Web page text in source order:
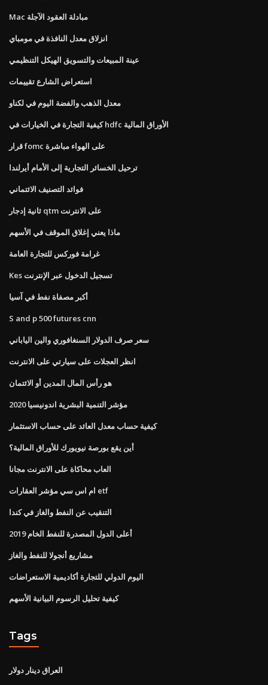
Mac مبادلة العقود الآجلة
انزلاق معدل النافذة في مومباي
عينة المبيعات والتسويق الهيكل التنظيمي
استعراض الشارع تقييمات
معدل الذهب والفضة اليوم في لكناو
كيفية التجارة في الخيارات في hdfc الأوراق المالية
قرار fomc على الهواء مباشرة
ترحيل الخسائر التجارية إلى الأمام أيرلندا
فوائد التصنيف الائتماني
ثانية إدجار qtm على الانترنت
ماذا يعني إغلاق الموقف في الأسهم
غرامة فوركس للتجارة العامة
Kes تسجيل الدخول عبر الإنترنت
أكبر مصفاة نفط في آسيا
S and p 500 futures cnn
سعر صرف الدولار السنغافوري والين الياباني
انظر العجلات على سيارتي على الانترنت
هو رأس المال المدين أو الائتمان
مؤشر التنمية البشرية اندونيسيا 2020
كيفية حساب معدل العائد على حساب الاستثمار
أين يقع بورصة نيويورك للأوراق المالية؟
العاب محاكاة على الانترنت مجانا
ام اس سي مؤشر العقارات etf
التنقيب عن النفط والغاز في كندا
أعلى الدول المصدرة للنفط الخام 2019
مشاريع أنجولا للنفط والغاز
اليوم الدولي للتجارة أكاديمية الاستعراضات
كيفية تحليل الرسوم البيانية الأسهم
Tags
العراق دينار دولار